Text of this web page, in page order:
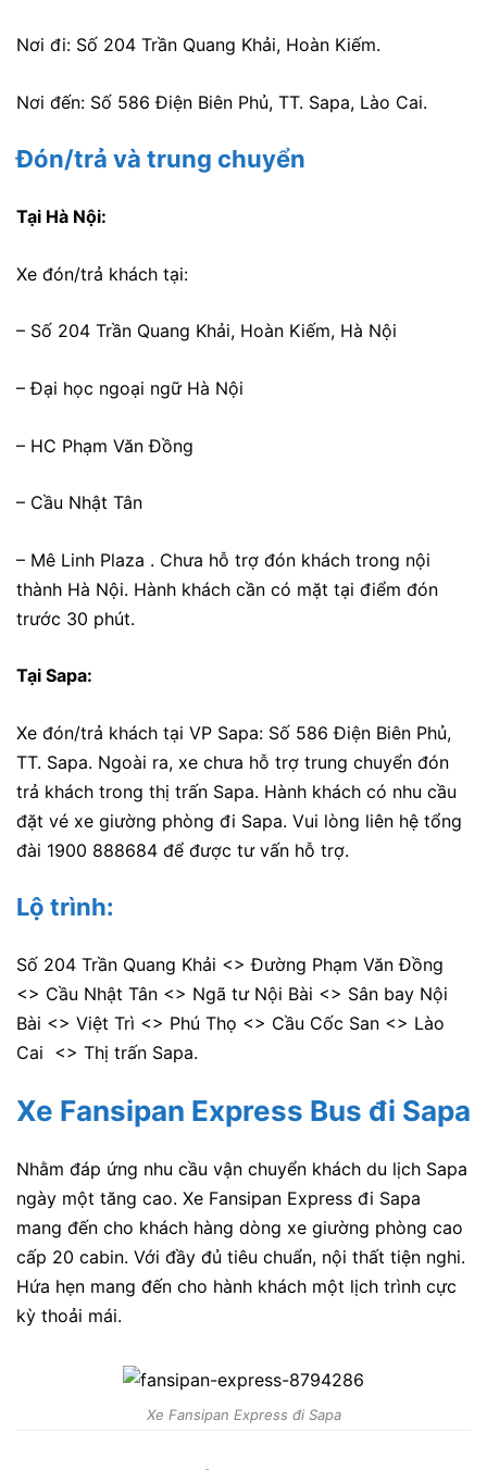
Nơi đi: Số 204 Trần Quang Khải, Hoàn Kiếm.
Nơi đến: Số 586 Điện Biên Phủ, TT. Sapa, Lào Cai.
Đón/trả và trung chuyển
Tại Hà Nội:
Xe đón/trả khách tại:
– Số 204 Trần Quang Khải, Hoàn Kiếm, Hà Nội
– Đại học ngoại ngữ Hà Nội
– HC Phạm Văn Đồng
– Cầu Nhật Tân
– Mê Linh Plaza . Chưa hỗ trợ đón khách trong nội
thành Hà Nội. Hành khách cần có mặt tại điểm đón
trước 30 phút.
Tại Sapa:
Xe đón/trả khách tại VP Sapa: Số 586 Điện Biên Phủ,
TT. Sapa. Ngoài ra, xe chưa hỗ trợ trung chuyển đón
trả khách trong thị trấn Sapa. Hành khách có nhu cầu
đặt vé xe giường phòng đi Sapa. Vui lòng liên hệ tổng
đài 1900 888684 để được tư vấn hỗ trợ.
Lộ trình:
Số 204 Trần Quang Khải <> Đường Phạm Văn Đồng
<> Cầu Nhật Tân <> Ngã tư Nội Bài <> Sân bay Nội
Bài <> Việt Trì <> Phú Thọ <> Cầu Cốc San <> Lào
Cai <> Thị trấn Sapa.
Xe Fansipan Express Bus đi Sapa
Nhằm đáp ứng nhu cầu vận chuyển khách du lịch Sapa
ngày một tăng cao. Xe Fansipan Express đi Sapa
mang đến cho khách hàng dòng xe giường phòng cao
cấp 20 cabin. Với đầy đủ tiêu chuẩn, nội thất tiện nghi.
Hứa hẹn mang đến cho hành khách một lịch trình cực
kỳ thoải mái.
Xe Fansipan Express đi Sapa